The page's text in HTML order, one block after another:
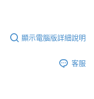
顯示電腦版詳細說明
客服